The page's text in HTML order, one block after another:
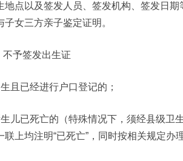
点以及签发人员、签发机构、签发日期
女三方亲子鉴定证明。
予签发出生证
且已经进行户口登记的；
生儿已死亡的（特殊情况下，须经县级
上均注明“已死亡”，同时按相关规定办